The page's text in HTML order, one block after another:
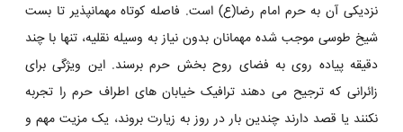
نزدیکی آن به حرم امام رضا(ع) است. فاصله کوتاه مهمانپذیر تا بست
شیخ طوسی موجب شده مهمانان بدون نیاز به وسیله نقلیه، تنها با چند
دقیقه پیاده روی به فضای روح بخش حرم برسند. این ویژگی برای
زائرانی که ترجیح می دهند ترافیک خیابان های اطراف حرم را تجربه
نکنند یا قصد دارند چندین بار در روز به زیارت بروند، یک مزیت مهم و